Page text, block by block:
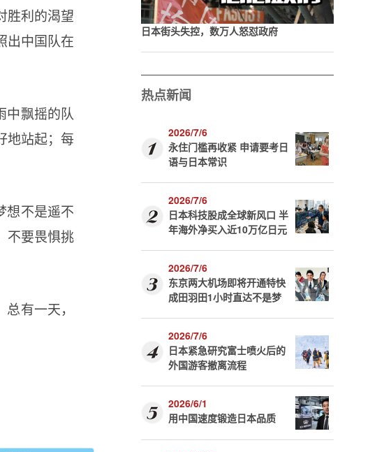
胜利的渴望
出中国队在
中飘摇的队
地站起；每
想不是遥不
不要畏惧挑
有一天，
日本街头失控，数万人怒怼政府
热点新闻
2026/7/6
永住门槛再收紧 申请要考日
语与日本常识
2026/7/6
日本科技股成全球新风口 半
年海外净买入近10万亿日元
2026/7/6
东京两大机场即将开通特快
成田羽田1小时直达不是梦
2026/7/6
日本紧急研究富士喷火后的
外国游客撤离流程
2026/6/1
用中国速度锻造日本品质